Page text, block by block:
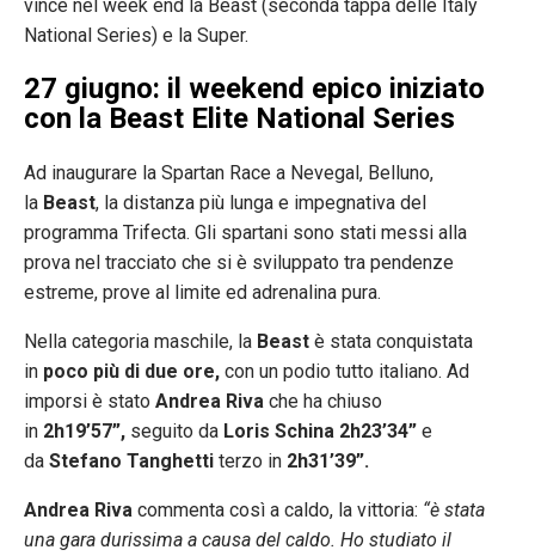
vince nel week end la Beast (seconda tappa delle Italy
National Series) e la Super.
27 giugno: il weekend epico iniziato
con la Beast Elite National Series
Ad inaugurare la Spartan Race a Nevegal, Belluno,
la Beast, la distanza più lunga e impegnativa del
programma Trifecta. Gli spartani sono stati messi alla
prova nel tracciato che si è sviluppato tra pendenze
estreme, prove al limite ed adrenalina pura.
Nella categoria maschile, la Beast è stata conquistata
in poco più di due ore, con un podio tutto italiano. Ad
imporsi è stato Andrea Riva che ha chiuso
in 2h19’57”, seguito da Loris Schina 2h23’34” e
da Stefano Tanghetti terzo in 2h31’39”.
Andrea Riva commenta così a caldo, la vittoria: “è stata
una gara durissima a causa del caldo. Ho studiato il